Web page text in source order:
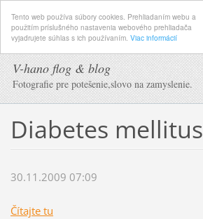
Tento web používa súbory cookies. Prehliadaním webu a
použitím príslušného nastavenia webového prehliadača
vyjadrujete súhlas s ich používaním. Viac informácií
V-hano flog & blog
Fotografie pre potešenie,slovo na zamyslenie.
Diabetes mellitus
30.11.2009 07:09
Čítajte tu